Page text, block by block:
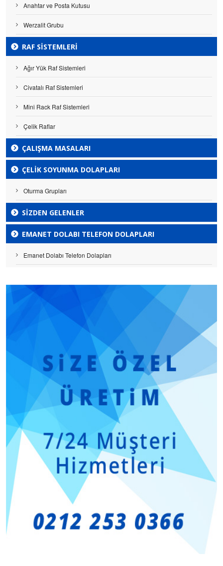
Anahtar ve Posta Kutusu
Werzalit Grubu
RAF SISTEMLERI
Ağır Yük Raf Sistemleri
Civatalı Raf Sistemleri
Mini Rack Raf Sistemleri
Çelik Raflar
ÇALIŞMA MASALARI
ÇELIK SOYUNMA DOLAPLARI
Oturma Grupları
SİZDEN GELENLER
EMANET DOLABI TELEFON DOLAPLARI
Emanet Dolabı Telefon Dolapları